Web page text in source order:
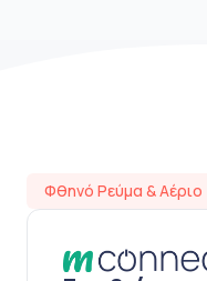
Φθηνό Ρεύμα & Αέριο